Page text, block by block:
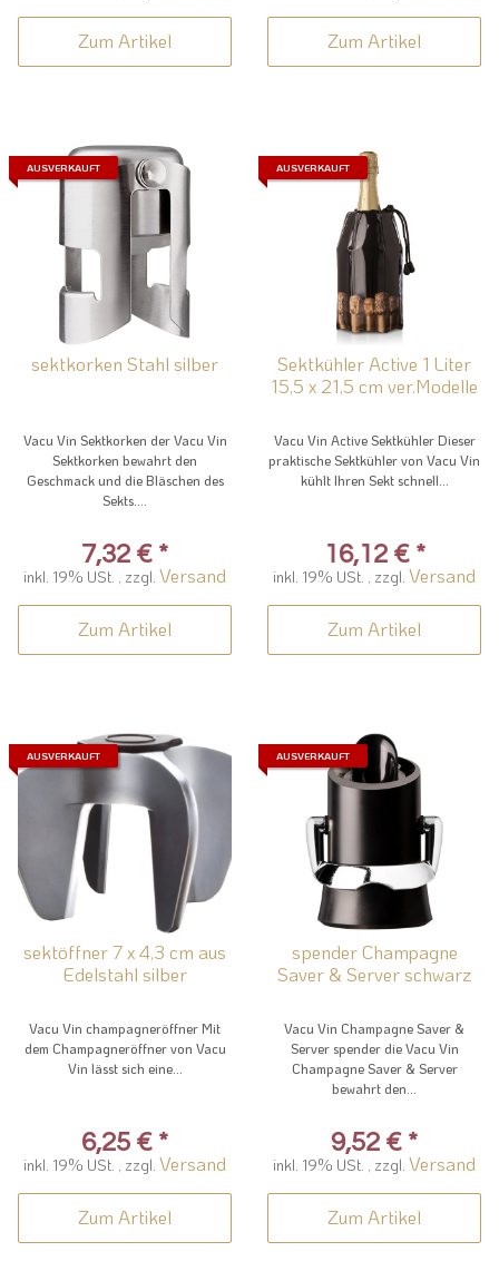
Zum Artikel Zum Artikel
AUSVERKAUFT
sektkorken Stahl silber
Vacu Vin Sektkorken der Vacu Vin
Sektkorken bewahrt den
Geschmack und die Bläschen des
Sekts....
7,32 € *
inkl. 19% USt. , zzgl. Versand
Zum Artikel
AUSVERKAUFT
Sektkühler Active 1 Liter
15,5 x 21,5 cm ver.Modelle
Vacu Vin Active Sektkühler Dieser
praktische Sektkühler von Vacu Vin
kühlt Ihren Sekt schnell...
16,12 € *
inkl. 19% USt. , zzgl. Versand
Zum Artikel
AUSVERKAUFT
sektöffner 7 x 4,3 cm aus
Edelstahl silber
Vacu Vin champagneröffner Mit
dem Champagneröffner von Vacu
Vin lässt sich eine...
6,25 € *
inkl. 19% USt. , zzgl. Versand
Zum Artikel
AUSVERKAUFT
spender Champagne
Saver & Server schwarz
Vacu Vin Champagne Saver &
Server spender die Vacu Vin
Champagne Saver & Server
bewahrt den...
9,52 € *
inkl. 19% USt. , zzgl. Versand
Zum Artikel